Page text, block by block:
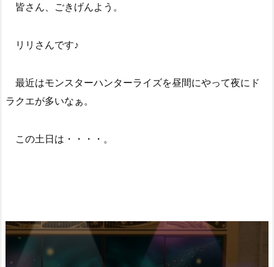
皆さん、ごきげんよう。
リリさんです♪
最近はモンスターハンターライズを昼間にやって夜にド
ラクエが多いなぁ。
この土日は・・・・。